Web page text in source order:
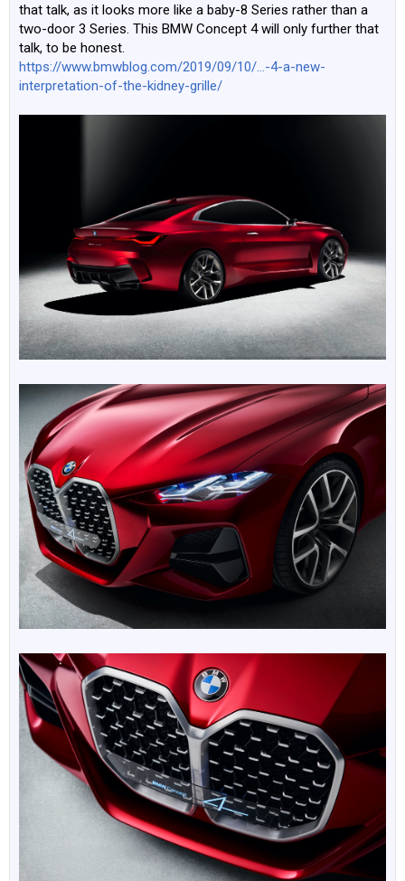
that talk, as it looks more like a baby-8 Series rather than a
two-door 3 Series. This BMW Concept 4 will only further that
talk, to be honest.
https://www.bmwblog.com/2019/09/10/...-4-a-new-
interpretation-of-the-kidney-grille/